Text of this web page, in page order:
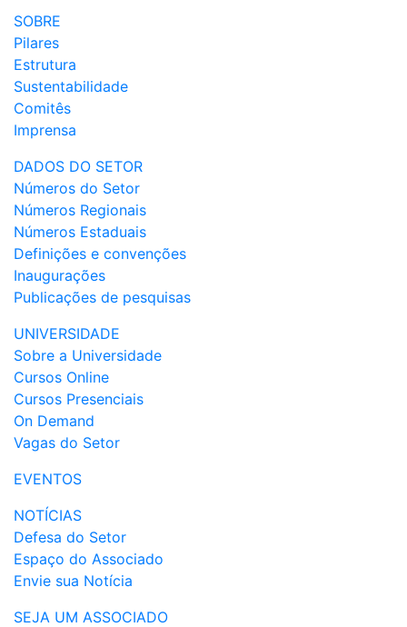
SOBRE
Pilares
Estrutura
Sustentabilidade
Comitês
Imprensa
DADOS DO SETOR
Números do Setor
Números Regionais
Números Estaduais
Definições e convenções
Inaugurações
Publicações de pesquisas
UNIVERSIDADE
Sobre a Universidade
Cursos Online
Cursos Presenciais
On Demand
Vagas do Setor
EVENTOS
NOTÍCIAS
Defesa do Setor
Espaço do Associado
Envie sua Notícia
SEJA UM ASSOCIADO